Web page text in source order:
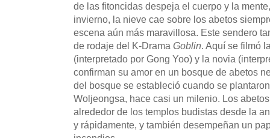
de las fitoncidas despeja el cuerpo y la
invierno, la nieve cae sobre los abetos
escena aún más maravillosa. Este sendero
de rodaje del K-Drama Goblin. Aquí se filmó
(interpretado por Gong Yoo) y la novia
confirman su amor en un bosque de abetos
del bosque se estableció cuando se
Woljeongsa, hace casi un milenio. Los
alrededor de los templos budistas desde la
y rápidamente, y también desempeñan un